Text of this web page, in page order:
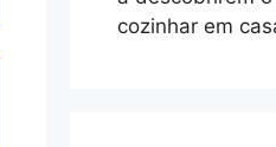
cozinhar em